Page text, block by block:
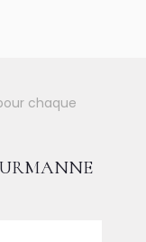
chaque